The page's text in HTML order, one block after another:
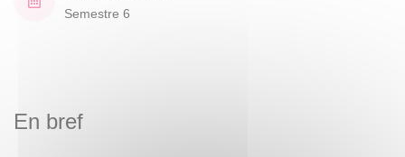
Semestre 6
En bref